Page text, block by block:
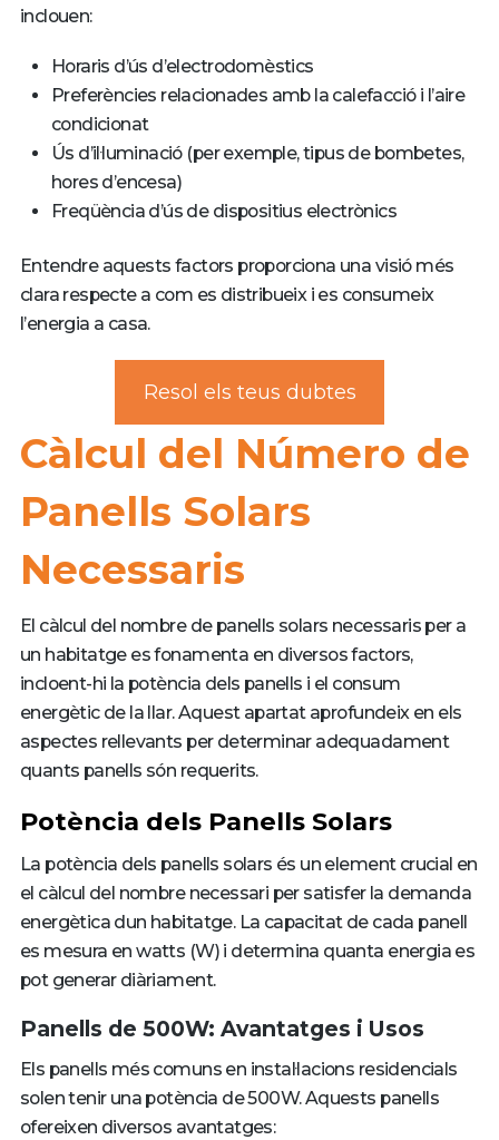
inclouen:
Horaris d’ús d’electrodomèstics
Preferències relacionades amb la calefacció i l’aire
condicionat
Ús d’il·luminació (per exemple, tipus de bombetes,
hores d’encesa)
Freqüència d’ús de dispositius electrònics
Entendre aquests factors proporciona una visió més
clara respecte a com es distribueix i es consumeix
l’energia a casa.
Resol els teus dubtes
Càlcul del Número de
Panells Solars
Necessaris
El càlcul del nombre de panells solars necessaris per a
un habitatge es fonamenta en diversos factors,
incloent-hi la potència dels panells i el consum
energètic de la llar. Aquest apartat aprofundeix en els
aspectes rellevants per determinar adequadament
quants panells són requerits.
Potència dels Panells Solars
La potència dels panells solars és un element crucial en
el càlcul del nombre necessari per satisfer la demanda
energètica dun habitatge. La capacitat de cada panell
es mesura en watts (W) i determina quanta energia es
pot generar diàriament.
Panells de 500W: Avantatges i Usos
Els panells més comuns en instal·lacions residencials
solen tenir una potència de 500W. Aquests panells
ofereixen diversos avantatges: